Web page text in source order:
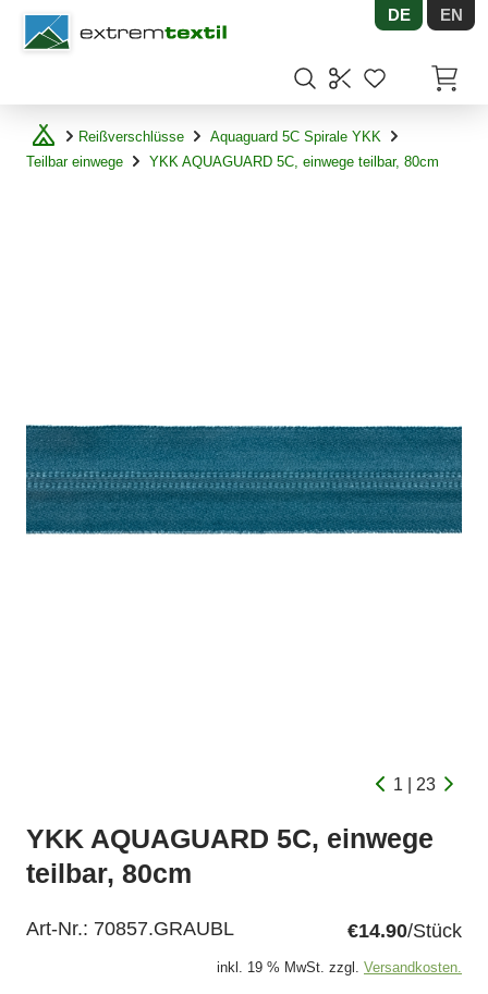
Shopware DE EN
Reißverschlüsse
Aquaguard 5C Spirale YKK
Teilbar einwege
YKK AQUAGUARD 5C, einwege teilbar, 80cm
1 | 23
YKK AQUAGUARD 5C, einwege
teilbar, 80cm
Art-Nr.: 70857.GRAUBL €14.90/Stück
inkl. 19 % MwSt. zzgl. Versandkosten.